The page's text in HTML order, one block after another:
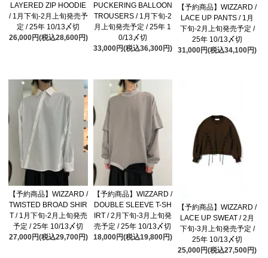
LAYERED ZIP HOODIE
/ 1月下旬-2月上旬発売予
定 / 25年 10/13〆切
26,000円(税込28,600円)
PUCKERING BALLOON
TROUSERS / 1月下旬-2
月上旬発売予定 / 25年 1
0/13〆切
33,000円(税込36,300円)
【予約商品】WIZZARD /
LACE UP PANTS / 1月
下旬-2月上旬発売予定 /
25年 10/13〆切
31,000円(税込34,100円)
【予約商品】WIZZARD /
TWISTED BROAD SHIR
T / 1月下旬-2月上旬発売
予定 / 25年 10/13〆切
27,000円(税込29,700円)
【予約商品】WIZZARD /
DOUBLE SLEEVE T-SH
IRT / 2月下旬-3月上旬発
売予定 / 25年 10/13〆切
18,000円(税込19,800円)
【予約商品】WIZZARD /
LACE UP SWEAT / 2月
下旬-3月上旬発売予定 /
25年 10/13〆切
25,000円(税込27,500円)